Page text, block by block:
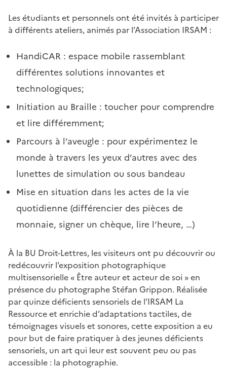
Les étudiants et personnels ont été invités à participer
à différents ateliers, animés par l’Association IRSAM :
HandiCAR : espace mobile rassemblant
différentes solutions innovantes et
technologiques;
Initiation au Braille : toucher pour comprendre
et lire différemment;
Parcours à l’aveugle : pour expérimentez le
monde à travers les yeux d’autres avec des
lunettes de simulation ou sous bandeau
Mise en situation dans les actes de la vie
quotidienne (différencier des pièces de
monnaie, signer un chèque, lire l’heure, …)
À la BU Droit-Lettres, les visiteurs ont pu découvrir ou
redécouvrir l’exposition photographique
multisensorielle « Être auteur et acteur de soi » en
présence du photographe Stéfan Grippon. Réalisée
par quinze déficients sensoriels de l’IRSAM La
Ressource et enrichie d’adaptations tactiles, de
témoignages visuels et sonores, cette exposition a eu
pour but de faire pratiquer à des jeunes déficients
sensoriels, un art qui leur est souvent peu ou pas
accessible : la photographie.